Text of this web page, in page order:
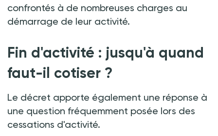
confrontés à de nombreuses charges au
démarrage de leur activité.
Fin d'activité : jusqu'à quand
faut-il cotiser ?
Le décret apporte également une réponse à
une question fréquemment posée lors des
cessations d'activité.